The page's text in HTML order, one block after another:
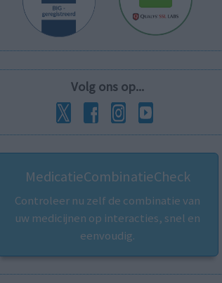
Volg ons op...
MedicatieCombinatieCheck
Controleer nu zelf de combinatie van
uw medicijnen op interacties, snel en
eenvoudig.